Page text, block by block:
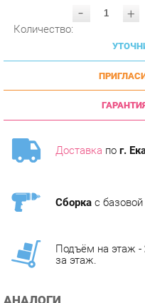
Доставкапог.
АНАЛОГИ
Артикул